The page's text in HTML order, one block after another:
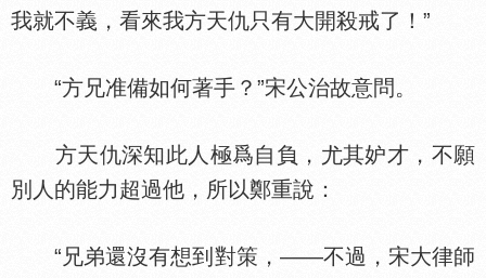
我就不義，看來我方天仇只有大開殺戒了！”
“方兄准備如何著手？”宋公治故意問。
方天仇深知此人極爲自負，尤其妒才，不願
別人的能力超過他，所以鄭重說：
“兄弟還沒有想到對策，——不過，宋大律師